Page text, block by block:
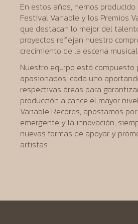
En estos años, hemos
Festival Variable y los Premios
que destacan lo mejor del
proyectos reflejan nuestro
crecimiento de la escena musical.
Nuestro equipo está compuesto
apasionados, cada uno
respectivas áreas para
producción alcance el mayor
Variable Records, apostamos
emergente y la innovación,
nuevas formas de apoyar y
artistas.